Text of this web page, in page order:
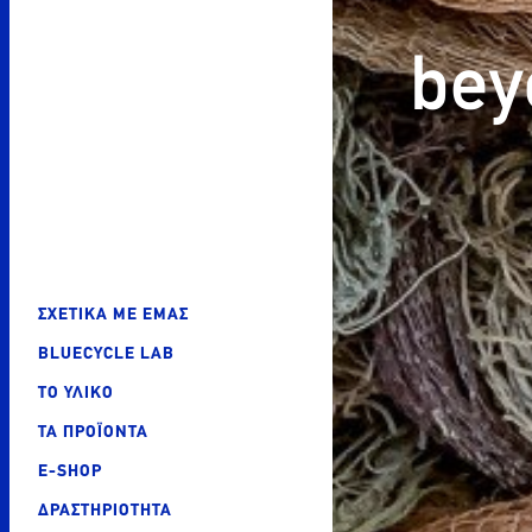
ΣΧΕΤΙΚΑ ΜΕ ΕΜΑΣ
BLUECYCLE LAB
ΤΟ ΥΛΙΚΟ
ΤΑ ΠΡΟΪΟΝΤΑ
E-SHOP
ΔΡΑΣΤΗΡΙΟΤΗΤΑ